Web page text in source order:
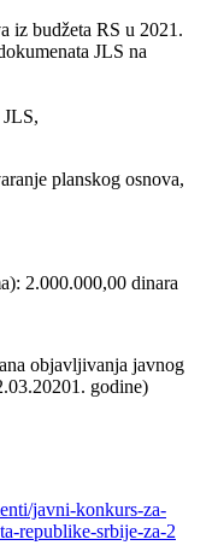
iz budžeta RS u 2021.
JLS na
planskog osnova,
2.000.000,00 dinara
objavljivanja javnog
godine)
javni-konkurs-za-
republike-srbije-za-2